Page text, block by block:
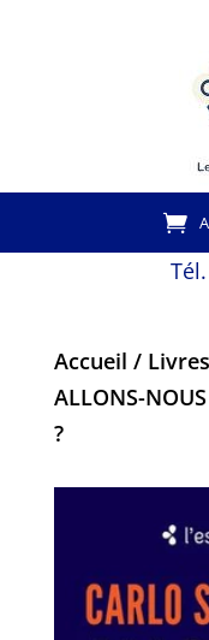
Accueil / Livres
ALLONS-
?